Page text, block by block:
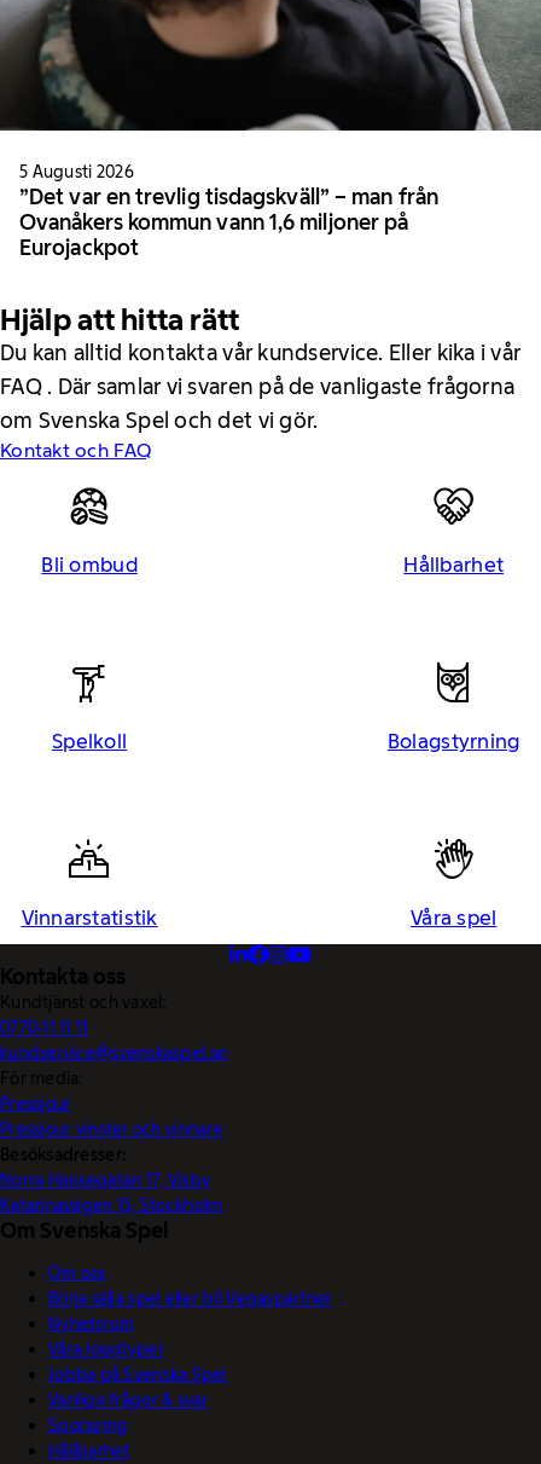
5 Augusti 2026
”Det var en trevlig tisdagskväll” – man från
Ovanåkers kommun vann 1,6 miljoner på
Eurojackpot
Hjälp att hitta rätt
Du kan alltid kontakta vår kundservice. Eller kika i vår
FAQ . Där samlar vi svaren på de vanligaste frågorna
om Svenska Spel och det vi gör.
Kontakt och FAQ
Bli ombud Hållbarhet
Spelkoll Bolagstyrning
Vinnarstatistik Våra spel
Kontakta oss
Kundtjänst och växel:
0770-11 11 11
kundservice@svenskaspel.se
För media:
Pressjour
Pressjour vinster och vinnare
Besöksadresser:
Norra Hansegatan 17, Visby
Katarinavägen 15, Stockholm
Om Svenska Spel
Om oss
Börja sälja spel eller bli Vegaspartner
Nyhetsrum
Våra logotyper
Jobba på Svenska Spel
Vanliga frågor & svar
Sponsring
Hållbarhet